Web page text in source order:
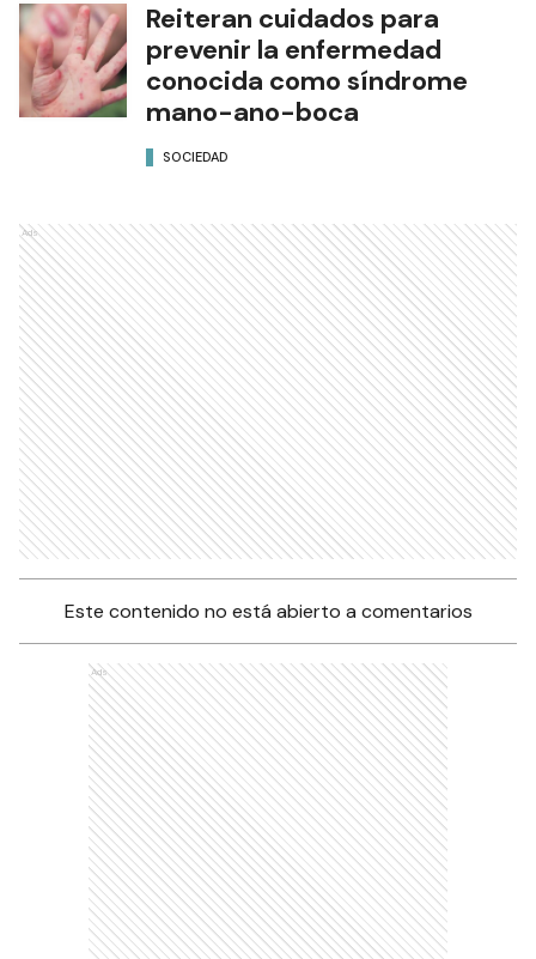
Reiteran cuidados para
prevenir la enfermedad
conocida como síndrome
mano-ano-boca
SOCIEDAD
Ads
Este contenido no está abierto a comentarios
Ads